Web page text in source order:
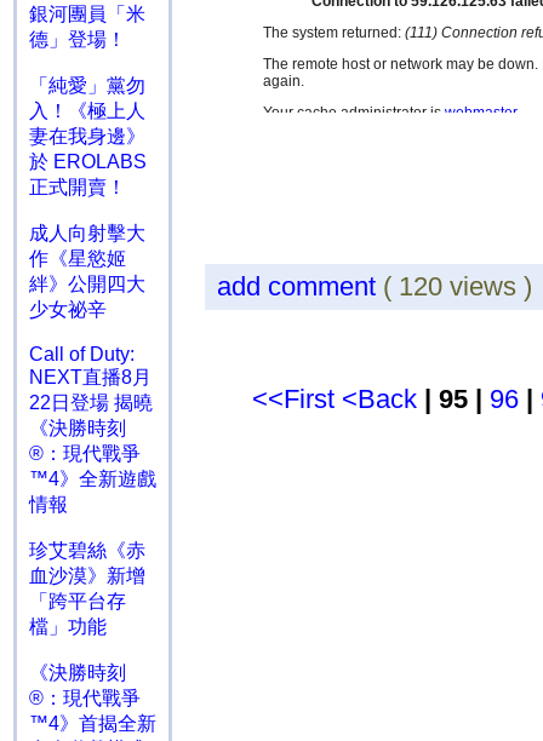
銀河團員「米
德」登場！
「純愛」黨勿
入！《極上人
妻在我身邊》
於 EROLABS
正式開賣！
成人向射擊大
作《星慾姬
絆》公開四大
少女祕辛
Call of Duty:
NEXT直播8月
22日登場 揭曉
《決勝時刻
®：現代戰爭
™4》全新遊戲
情報
珍艾碧絲《赤
血沙漠》新增
「跨平台存
檔」功能
《決勝時刻
®：現代戰爭
™4》首揭全新
add comment ( 120
<<First <Back | 95 | 96|